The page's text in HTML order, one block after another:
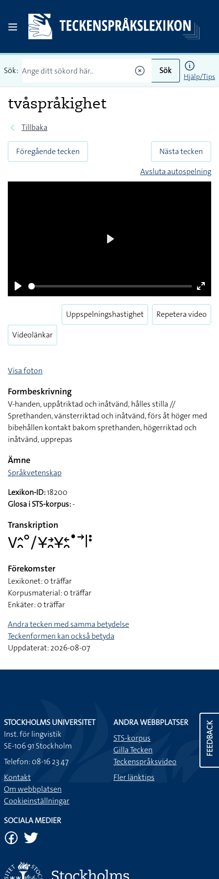
Sök: Sök
Hjälp/Tips
tvåspråkighet
Tillbaka
Föregående tecken
Nästa tecken
Avsluta autospelning
Play
Enter
Videolänkar
Uppspelningshastighet Repetera video
Visa foton
Formbeskrivning
V-handen, uppåtriktad och inåtvänd, hålles stilla //
Sprethanden, vänsterriktad och inåtvänd, förs åt höger med
bibehållen kontakt bakom sprethanden, högerriktad och
inåtvänd, upprepas
Ämne
Språkvetenskap
Lexikon-ID:18200
Glosa i STS-korpus:-
Transkription
􌤭􌤵􌥘􌦑􌥠􌥃􌥔􌥘􌥃􌥓􌥘􌤟􌥣􌥼􌥻
Förekomster
Lexikonet: 0 träffar
Korpusmaterial: 0 träffar
Enkäter: 0 träffar
Andra tecken med samma betydelse
Teckenformen kan också betyda
Uppdaterat: 2026-08-07
FEEDBACK
STOCKHOLMS UNIVERSITET
Inst. för lingvistik
SE-106 91 Stockholm
Telefon: 08-16 23 47
Kontakt
Om webbplatsen
Cookieinställningar
ANDRA WEBBPLATSER
STS-korpus
Gilla Tecken
Teckenspråksvideo
Fler länktips
SOCIALA MEDIER